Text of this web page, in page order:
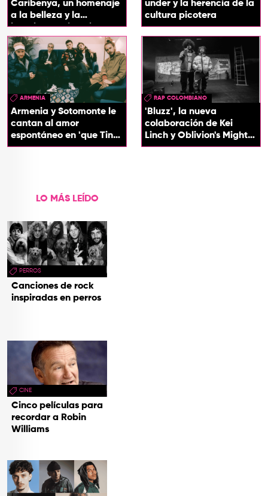
Caribenya, un homenaje
a la belleza y la
identidad del Caribe
under y la herencia de la
cultura picotera
ARMENIA
Armenia y Sotomonte le
cantan al amor
espontáneo en 'que Tin
que Tan'
RAP COLOMBIANO
'Bluzz', la nueva
colaboración de Kei
Linch y Oblivion's Mighty
Trash
LO MÁS LEÍDO
PERROS
Canciones de rock
inspiradas en perros
CINE
Cinco películas para
recordar a Robin
Williams